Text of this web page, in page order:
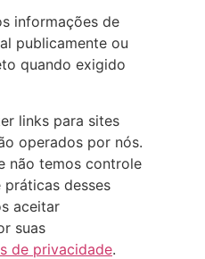
informações de
publicamente ou
quando exigido
links para sites
operados por nós.
não temos controle
desses
aceitar
suas
de privacidade.